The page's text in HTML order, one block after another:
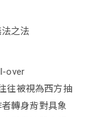
之法
over
往被視為西方抽
轉身背對具象